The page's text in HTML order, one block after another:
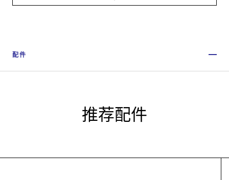
配件
推荐配件